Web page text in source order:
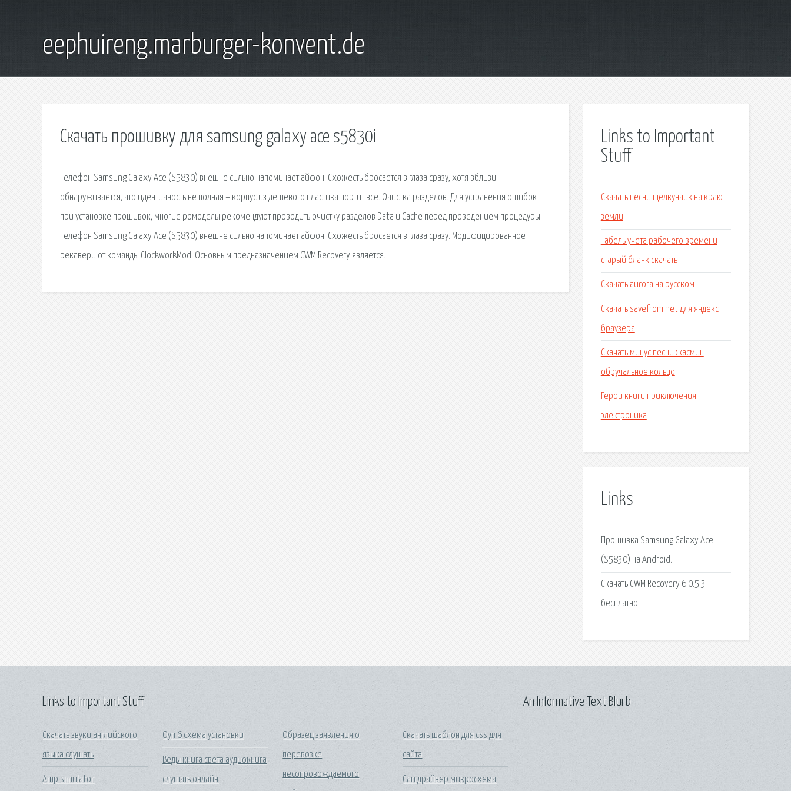
eephuireng.marburger-konvent.de
Скачать прошивку для samsung galaxy ace s5830i
Телефон Samsung Galaxy Ace (S5830) внешне сильно напоминает айфон. Схожесть бросается в глаза сразу, хотя вблизи
обнаруживается, что идентичность не полная – корпус из дешевого пластика портит все. Очистка разделов. Для устранения ошибок
при установке прошивок, многие ромоделы рекомендуют проводить очистку разделов Data и Cache перед проведением процедуры.
Телефон Samsung Galaxy Ace (S5830) внешне сильно напоминает айфон. Схожесть бросается в глаза сразу. Модифицированное
рекавери от команды ClockworkMod. Основным предназначением CWM Recovery является.
Links to Important
Stuff
Скачать песни щелкунчик на краю
земли
Табель учета рабочего времени
старый бланк скачать
Скачать aurora на русском
Скачать savefrom net для яндекс
браузера
Скачать минус песни жасмин
обручальное кольцо
Герои книги приключения
электроника
Links
Прошивка Samsung Galaxy Ace
(S5830) на Android.
Скачать CWM Recovery 6.0.5.3
бесплатно.
Links to Important Stuff
Скачать звуки английского
языка слушать
Amp simulator
Оуп 6 схема установки
Веды книга света аудиокнига
слушать онлайн
Образец заявления о
перевозке
несопровождаемого
Скачать шаблон для css для
сайта
Can драйвер микросхема
An Informative Text Blurb